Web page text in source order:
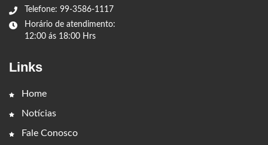
Telefone: 99-3586-1117
Horário de atendimento:
12:00 ás 18:00 Hrs
Links
Home
Notícias
Fale Conosco